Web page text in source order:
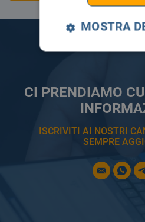
CI PRENDIAMO
ISCRIVITI AI NOSTRI
SEMPRE
MOSTRA